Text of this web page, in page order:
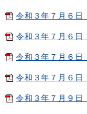
令和３年７月６日
令和３年７月６日
令和３年７月６日
令和３年７月６日
令和３年７月９日